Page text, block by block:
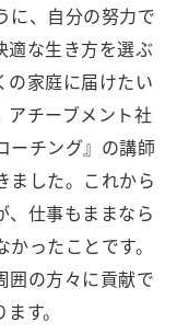
に、自分の努力で
適な生き方を選ぶ
の家庭に届けたい
アチーブメント社
ーチング』の講師
ました。これから
、仕事もままなら
ったことです。
囲の方々に貢献で
す。